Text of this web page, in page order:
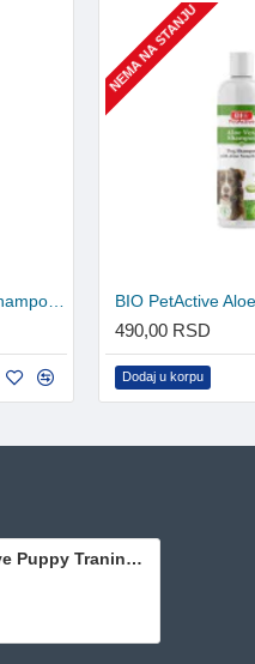
BIO PetActive Aloe Vera Shampoo za mačke 250ml
NEMA NA STANJU
490,00 RSD
Dodaj u korpu
BIO PetActive Puppy Traning sprej 100ml